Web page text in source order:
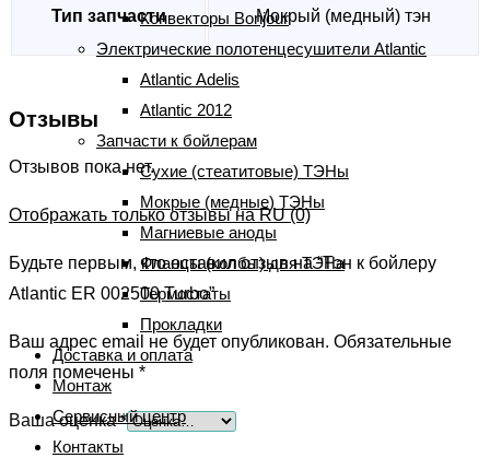
Конвекторы Bonjour
Электрические полотенцесушители Atlantic
Atlantic Adelis
Atlantic 2012
Запчасти к бойлерам
Сухие (стеатитовые) ТЭНы
Мокрые (медные) ТЭНы
Магниевые аноды
Фланцы (колбы) для ТЭНа
Термостаты
Прокладки
Доставка и оплата
Монтаж
Сервисный центр
Контакты
Тип запчасти Мокрый (медный) тэн
Отзывы
Отзывов пока нет.
Отображать только отзывы на RU (0)
Будьте первым, кто оставил отзыв на “Тэн к бойлеру
Atlantic ER 002500 Turbo”
Ваш адрес email не будет опубликован. Обязательные
поля помечены *
Ваша оценка*